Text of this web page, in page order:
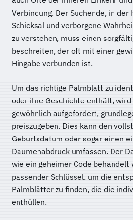
Verbindung. Der Suchende, in der
Schicksal und verborgene
zu verstehen, muss einen
beschreiten, der oft mit einer
Hingabe verbunden ist.
Um das richtige Palmblatt zu
oder ihre Geschichte enthält, wird
gewöhnlich aufgefordert,
preiszugeben. Dies kann den
Geburtsdatum oder sogar einen
Daumenabdruck umfassen. Der
wie ein geheimer Code behandelt
passender Schlüssel, um die
Palmblätter zu finden, die die
enthüllen.